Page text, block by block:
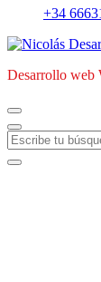
+34
Desarrollo web